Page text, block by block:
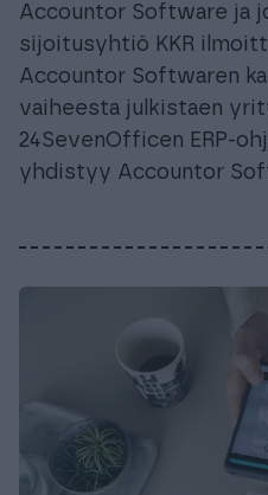
Accountor Software ja
sijoitusyhtiö KKR
Accountor Softwaren
vaiheesta julkistaen
24SevenOfficen ERP-
yhdistyy Accountor